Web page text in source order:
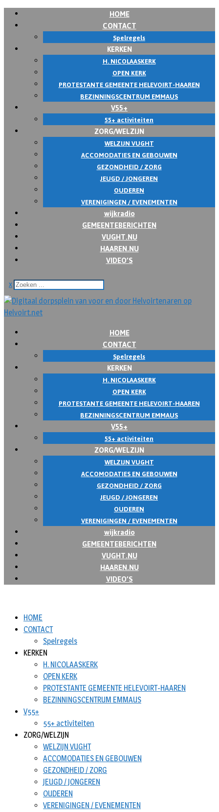
HOME
CONTACT
Spelregels
KERKEN
H. NICOLAASKERK
OPEN KERK
PROTESTANTE GEMEENTE HELEVOIRT-HAAREN
BEZINNINGSCENTRUM EMMAUS
V55+
55+ activiteiten
ZORG/WELZIJN
WELZIJN VUGHT
ACCOMODATIES EN GEBOUWEN
GEZONDHEID / ZORG
JEUGD / JONGEREN
OUDEREN
VERENIGINGEN / EVENEMENTEN
wijkradio
GEMEENTEBERICHTEN
VUGHT.NU
HAAREN.NU
VIDEO’S
x
HOME
CONTACT
Spelregels
KERKEN
H. NICOLAASKERK
OPEN KERK
PROTESTANTE GEMEENTE HELEVOIRT-HAAREN
BEZINNINGSCENTRUM EMMAUS
V55+
55+ activiteiten
ZORG/WELZIJN
WELZIJN VUGHT
ACCOMODATIES EN GEBOUWEN
GEZONDHEID / ZORG
JEUGD / JONGEREN
OUDEREN
VERENIGINGEN / EVENEMENTEN
wijkradio
GEMEENTEBERICHTEN
VUGHT.NU
HAAREN.NU
VIDEO’S
HOME
CONTACT
Spelregels
KERKEN
H. NICOLAASKERK
OPEN KERK
PROTESTANTE GEMEENTE HELEVOIRT-HAAREN
BEZINNINGSCENTRUM EMMAUS
V55+
55+ activiteiten
ZORG/WELZIJN
WELZIJN VUGHT
ACCOMODATIES EN GEBOUWEN
GEZONDHEID / ZORG
JEUGD / JONGEREN
OUDEREN
VERENIGINGEN / EVENEMENTEN